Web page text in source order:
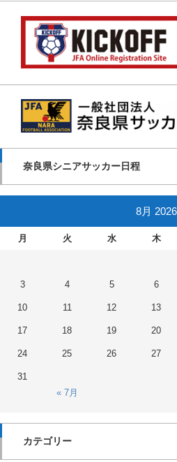
奈良県シニアサッカー日程
8月 2026
月 火 水 木
3 4 5 6
10 11 12 13
17 18 19 20
24 25 26 27
31
« 7月
カテゴリー